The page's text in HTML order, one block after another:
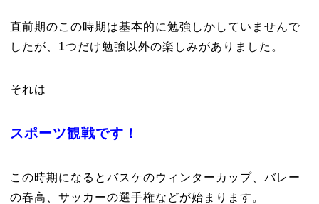
直前期のこの時期は基本的に勉強しかしていませんで
したが、1つだけ勉強以外の楽しみがありました。
それは
スポーツ観戦です！
この時期になるとバスケのウィンターカップ、バレー
の春高、サッカーの選手権などが始まります。